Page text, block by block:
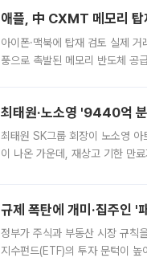
애플, 中 CXMT 메모리
아이폰·맥북에 탑재 검토 실제
풍으로 촉발된 메모리 반도체 공
최태원·노소영 '9440억
최태원 SK그룹 회장이 노소영
이 나온 가운데, 재상고 기한 만
규제 폭탄에 개미·집주인
정부가 주식과 부동산 시장 규칙
지수펀드(ETF)의 투자 문턱이